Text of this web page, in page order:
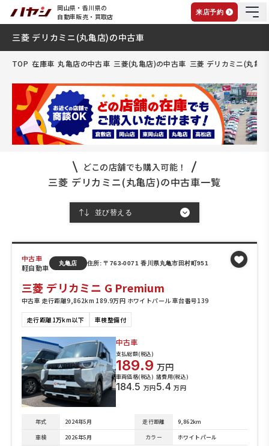
岡山県・香川県の
自動車販売・買取店
来店予約
三菱 デリカミニ(丸亀店)の中古車
TOP 在庫車 丸亀店の中古車 三菱(丸亀店)の中古車 三菱 デリカミニ(丸亀
どこの店舗でも購入可能！
三菱 デリカミニ(丸亀店)の中古車一覧
中古車
軽自動車
丸亀店 住所: 〒763-0071 香川県丸亀市田村町951
三菱 デリカミニ G Premium
中古車 走行距離9,862km 189.9万円 ホワイトパール 車台番号139
走行距離1万km以下 車検整備付
中古車
支払総額(税込)
189.9 万円
車両価格(税込)
184.5 万円
諸費用(税込)
5.4 万円
年式 2024年5月 走行距離
9,862km
車検
2026年5月 カラー
ホワイトパール